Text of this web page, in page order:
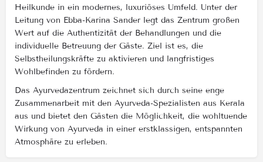
Heilkunde in ein modernes, luxuriöses Umfeld. Unter der
Leitung von Ebba-Karina Sander legt das Zentrum großen
Wert auf die Authentizität der Behandlungen und die
individuelle Betreuung der Gäste. Ziel ist es, die
Selbstheilungskräfte zu aktivieren und langfristiges
Wohlbefinden zu fördern.
Das Ayurvedazentrum zeichnet sich durch seine enge
Zusammenarbeit mit den Ayurveda-Spezialisten aus Kerala
aus und bietet den Gästen die Möglichkeit, die wohltuende
Wirkung von Ayurveda in einer erstklassigen, entspannten
Atmosphäre zu erleben.